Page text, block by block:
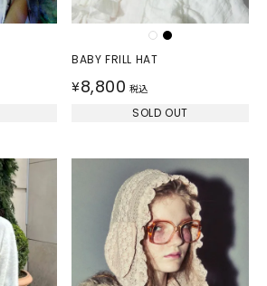
BABY FRILL HAT
¥8,800 税込
SOLD OUT